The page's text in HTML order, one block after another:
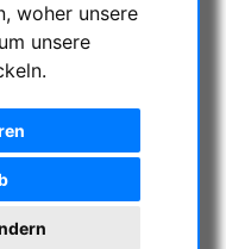
woher unsere
unsere